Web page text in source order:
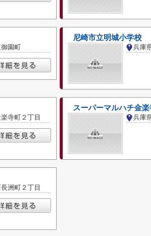
園町
尼崎市立明城小学校
兵庫
寺町２丁目
スーパーマルハチ金
兵庫
洲町２丁目